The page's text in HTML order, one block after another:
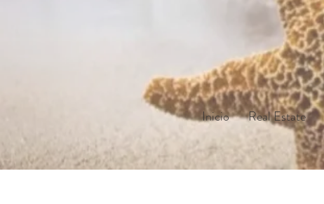
Inicio Real Estate